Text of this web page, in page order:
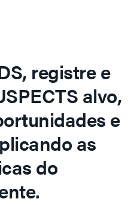
registre e
alvo,
e
as
do